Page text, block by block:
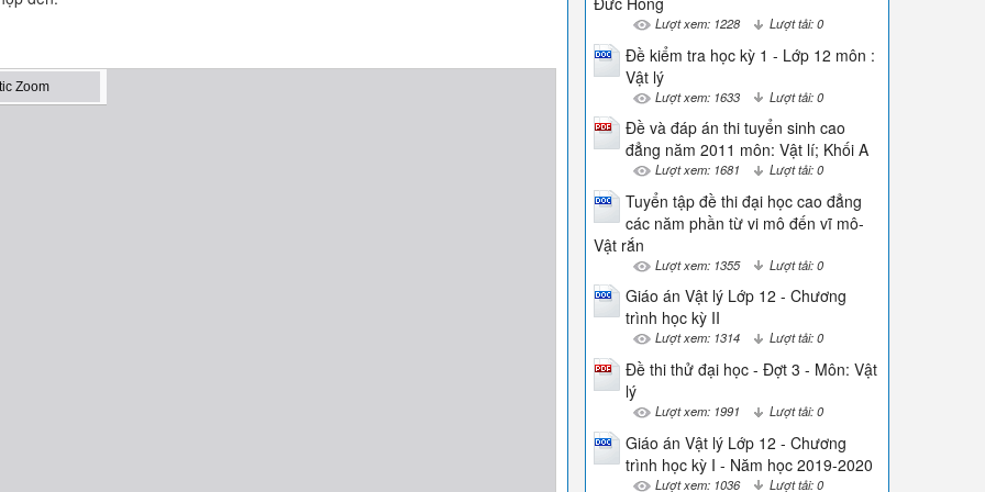
Lượt xem: 1228 Lượt tải: 0
Đề kiểm tra học kỳ 1 - Lớp 12 môn :
Vật lý
Lượt xem: 1633 Lượt tải: 0
Đề và đáp án thi tuyển sinh cao
đẳng năm 2011 môn: Vật lí; Khối A
Lượt xem: 1681 Lượt tải: 0
Tuyển tập đề thi đại học cao đẳng
các năm phần từ vi mô đến vĩ mô-
Vật rắn
Lượt xem: 1355 Lượt tải: 0
Giáo án Vật lý Lớp 12 - Chương
trình học kỳ II
Lượt xem: 1314 Lượt tải: 0
Đề thi thử đại học - Đợt 3 - Môn: Vật
lý
Lượt xem: 1991 Lượt tải: 0
Giáo án Vật lý Lớp 12 - Chương
trình học kỳ I - Năm học 2019-2020
Lượt xem: 1036 Lượt tải: 0